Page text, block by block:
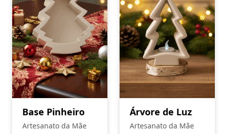
Base Pinheiro
Artesanato da Mãe
Árvore de Luz
Artesanato da Mãe